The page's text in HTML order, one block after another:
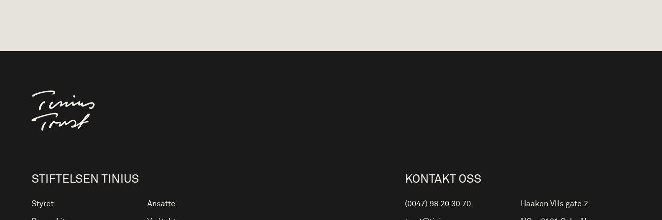
Til forsiden
STIFTELSEN TINIUS
Styret Ansatte
KONTAKT OSS
(0047) 98 20 30 70 Haakon VIIs gate 2